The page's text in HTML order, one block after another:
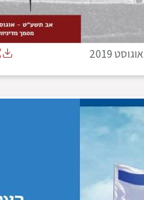
אוגוסט 2019